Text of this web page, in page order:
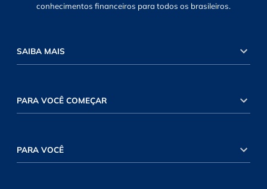
conhecimentos financeiros para todos os brasileiros.
SAIBA MAIS
PARA VOCÊ COMEÇAR
PARA VOCÊ